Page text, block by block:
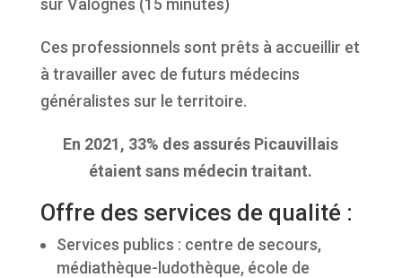
sur Valognes (15 minutes)
Ces professionnels sont prêts à accueillir et
à travailler avec de futurs médecins
généralistes sur le territoire.
En 2021, 33% des assurés Picauvillais
étaient sans médecin traitant.
Offre des services de qualité :
Services publics : centre de secours,
médiathèque-ludothèque, école de